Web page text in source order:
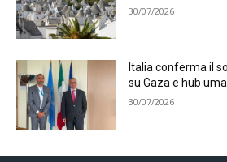
30/07/2026
Italia conferma il
su Gaza e hub
30/07/2026